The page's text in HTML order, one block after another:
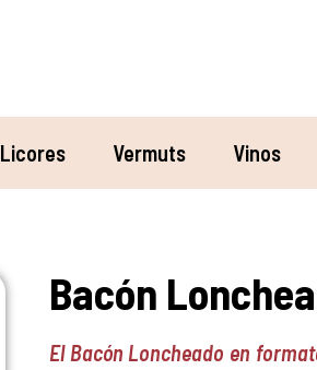
Licores Vermuts Vinos
Bacón
El Bacón Loncheado en